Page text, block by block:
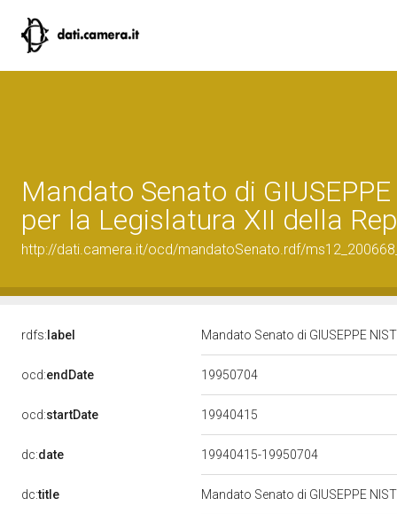
Mandato Senato di
per la Legislatura XII della
http://dati.camera.it/ocd/mandatoSenato.rdf/
rdfs: label Mandato Senato di GIUSEPPE
ocd:endDate 19950704
ocd:startDate 19940415
dc:date 19940415-19950704
dc:title Mandato Senato di GIUSEPPE